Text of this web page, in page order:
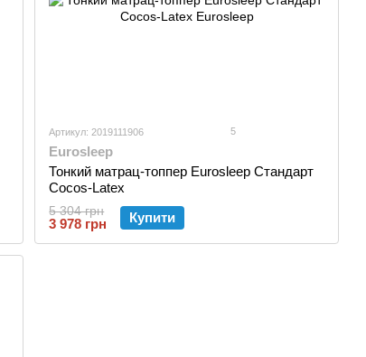
Артикул: 2019111906 5
Eurosleep
Тонкий матрац-топпер Eurosleep Стандарт
Cocos-Latex
5 304 грн
3 978 грн Купити